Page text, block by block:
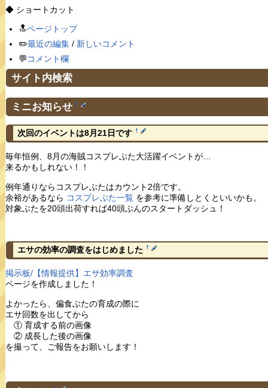
◆ ショートカット
🔝ページトップ
✏️最近の編集/ 新しいコメント
💬コメント欄
サイト内検索
ミニお知らせ †
次回のイベントは8月21日です †
毎年恒例、8月の海賊コスプレぶた大活躍イベントが…
来るかもしれない！！
例年通りならコスプレぶたはカウント2倍です。
余裕があるなら コスプレぶた一覧を参考に準備しとくといいかも。
対象ぶたを20頭出荷すれば40頭ぶんのスタートダッシュ！
エサの効率の調査をはじめました †
掲示板/【情報提供】エサ効率調査
ページを作成しました！
よかったら、偏食ぶたの育成の際に
エサ回数を出してから
① 育成する前の画像
② 成長した後の画像
を撮って、ご報告をお願いします！